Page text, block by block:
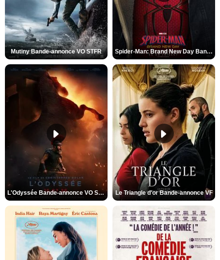
Mutiny Bande-annonce VO STFR Spider-Man: Brand New Day Bande-annonce VO STFR
L'Odyssée Bande-annonce VO STFR Le Triangle d'or Bande-annonce VF